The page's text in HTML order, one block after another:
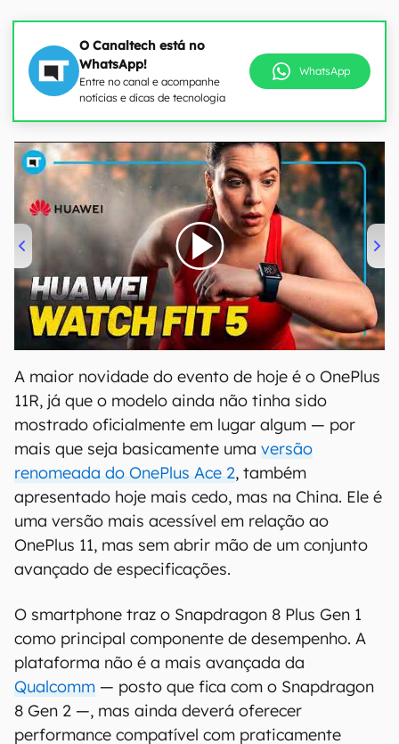
O Canaltech está no
WhatsApp!
Entre no canal e acompanhe
notícias e dicas de tecnologia
WhatsApp
00:00/04:51
A maior novidade do evento de hoje é o OnePlus
11R, já que o modelo ainda não tinha sido
mostrado oficialmente em lugar algum — por
mais que seja basicamente uma versão
renomeada do OnePlus Ace 2, também
apresentado hoje mais cedo, mas na China. Ele é
uma versão mais acessível em relação ao
OnePlus 11, mas sem abrir mão de um conjunto
avançado de especificações.
O smartphone traz o Snapdragon 8 Plus Gen 1
como principal componente de desempenho. A
plataforma não é a mais avançada da
Qualcomm — posto que fica com o Snapdragon
8 Gen 2 —, mas ainda deverá oferecer
performance compatível com praticamente